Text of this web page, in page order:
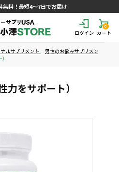
無料！最短4～7日でお届け
ログイン
0
カート
ルサプリメント , 男性のお悩みサプリメン
力をサポート）